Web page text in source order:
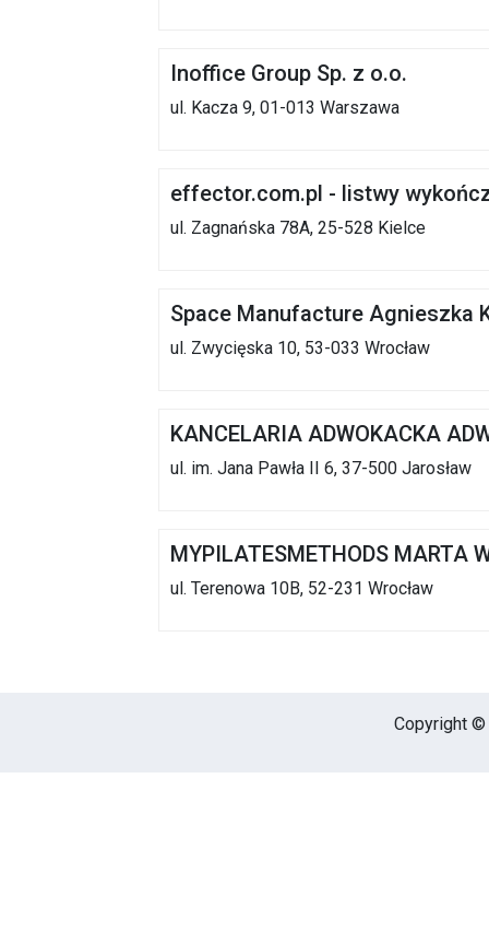
Inoffice Group Sp. z o.o.
ul. Kacza 9, 01-013 Warszawa
effector.com.pl - listwy
ul. Zagnańska 78A, 25-528 Kielce
Space Manufacture Agnieszka
ul. Zwycięska 10, 53-033 Wrocław
KANCELARIA ADWOKACKA
ul. im. Jana Pawła II 6, 37-500 Jarosław
MYPILATESMETHODS MARTA
ul. Terenowa 10B, 52-231 Wrocław
Copyright ©